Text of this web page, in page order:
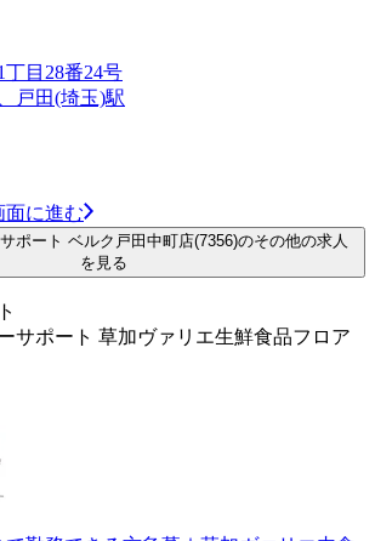
目28番24号
戸田(埼玉)駅
面に進む
ポート ベルク戸田中町店(7356)のその他の求人
を見る
サポート 草加ヴァリエ生鮮食品フロア